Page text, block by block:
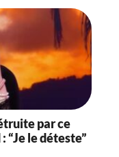
par ce
“Je le déteste”